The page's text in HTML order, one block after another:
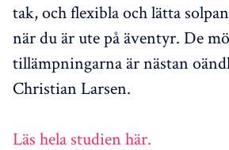
tak, och flexibla och lätta
när du är ute på äventyr. De
tillämpningarna är nästan
Christian Larsen.
Läs hela studien här.